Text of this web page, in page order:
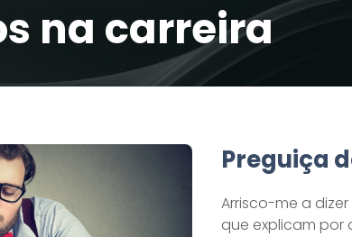
na carreira
Preguiça
Arrisco-me a
que explicam por